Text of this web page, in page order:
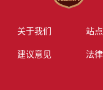
关于我们 站
建议意见 法